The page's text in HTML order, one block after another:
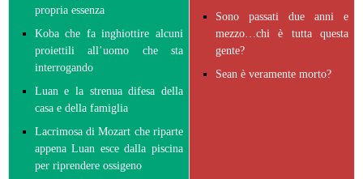
propria essenza
Koba che fa inghiottire alcuni
proiettili all’uomo che sta
interrogando
Luan e la strenua difesa della
casa e della famiglia
Lacrimosa di Mozart che riparte
appena Luan esce dalla piscina
per riprendere ossigeno
Sono passati due anni e
mezzo…chi è tutta questa
gente?
Sean è veramente morto?